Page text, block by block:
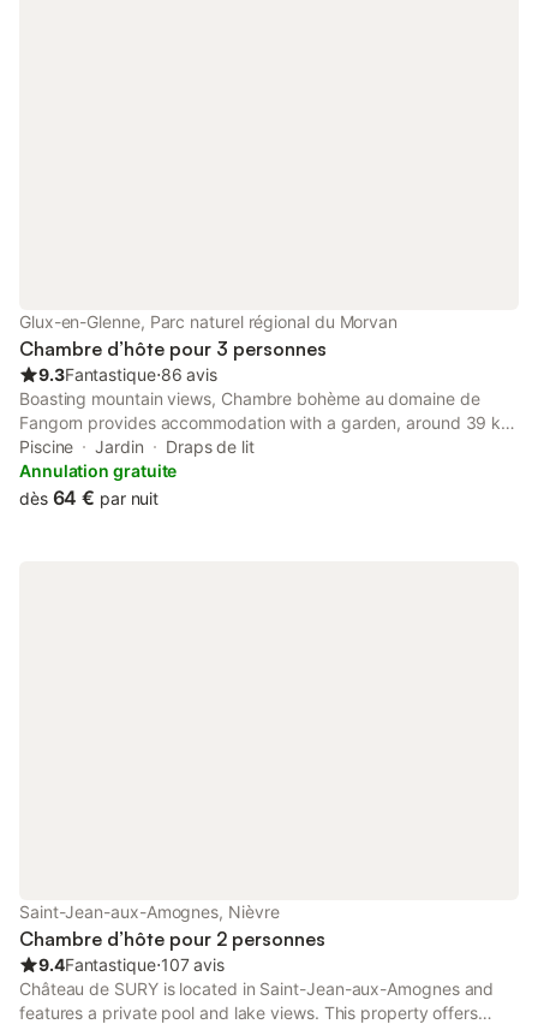
Glux-en-Glenne, Parc naturel régional du Morvan
Chambre d’hôte pour 3 personnes
9.3Fantastique⋅86 avis
Boasting mountain views, Chambre bohème au domaine de
Fangorn provides accommodation with a garden, around 39 km
from Morvan Regional Natural Park.
Piscine Jardin
Draps de lit
Annulation gratuite
dès 64 € par nuit
Saint-Jean-aux-Amognes, Nièvre
Chambre d’hôte pour 2 personnes
9.4Fantastique⋅107 avis
Château de SURY is located in Saint-Jean-aux-Amognes and
features a private pool and lake views. This property offers